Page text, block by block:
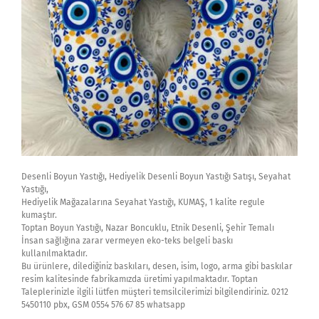
Desenli Boyun Yastığı, Hediyelik Desenli Boyun Yastığı Satışı, Seyahat
Yastığı,
Hediyelik Mağazalarına Seyahat Yastığı, KUMAŞ, 1 kalite regule
kumaştır.
Toptan Boyun Yastığı, Nazar Boncuklu, Etnik Desenli, Şehir Temalı
İnsan sağlığına zarar vermeyen eko-teks belgeli baskı
kullanılmaktadır.
Bu ürünlere, dilediğiniz baskıları, desen, isim, logo, arma gibi baskılar
resim kalitesinde fabrikamızda üretimi yapılmaktadır. Toptan
Taleplerinizle ilgili lütfen müşteri temsilcilerimizi bilgilendiriniz. 0212
5450110 pbx, GSM 0554 576 67 85 whatsapp